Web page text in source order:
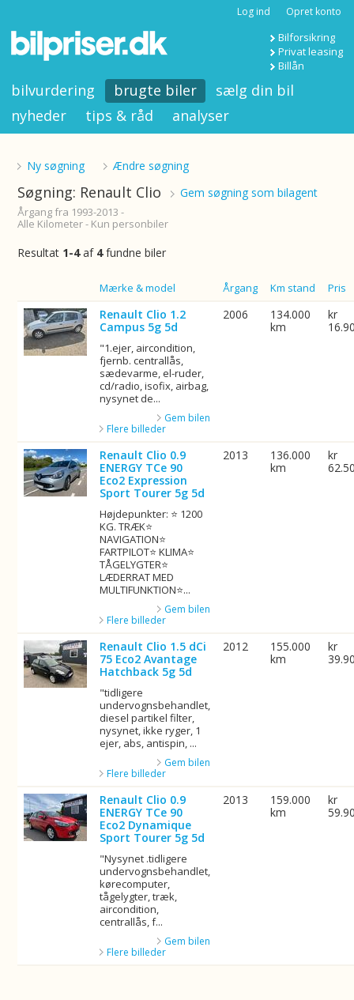
Log ind Opret konto
Bilforsikring
Privat leasing
Billån
bilvurdering brugte biler
sælg din bil
nyheder
tips & råd analyser
Ny søgning Ændre søgning
Søgning: Renault Clio Gem søgning som bilagent
Årgang fra 1993-2013 -
Alle Kilometer - Kun personbiler
Resultat 1-4af 4fundne biler
Mærke & model Årgang Km stand Pris
Renault Clio 1.2
Campus 5g 5d
"1.ejer, aircondition,
fjernb. centrallås,
sædevarme, el-ruder,
cd/radio, isofix, airbag,
nysynet de...
Gem bilen
Flere billeder
2006
134.000
km
kr
Renault Clio 0.9
ENERGY TCe 90
Eco2 Expression
Sport Tourer 5g 5d
Højdepunkter: ⭐ 1200
KG. TRÆK⭐
NAVIGATION⭐
FARTPILOT⭐ KLIMA⭐
TÅGELYGTER⭐
LÆDERRAT MED
MULTIFUNKTION⭐...
Gem bilen
Flere billeder
2013
136.000
km
kr
Renault Clio 1.5 dCi
75 Eco2 Avantage
Hatchback 5g 5d
"tidligere
undervognsbehandlet,
diesel partikel filter,
nysynet, ikke ryger, 1
ejer, abs, antispin, ...
Gem bilen
Flere billeder
2012
155.000
km
kr
Renault Clio 0.9
ENERGY TCe 90
Eco2 Dynamique
Sport Tourer 5g 5d
"Nysynet .tidligere
undervognsbehandlet,
kørecomputer,
tågelygter, træk,
aircondition,
centrallås, f...
Gem bilen
Flere billeder
2013
159.000
km
kr